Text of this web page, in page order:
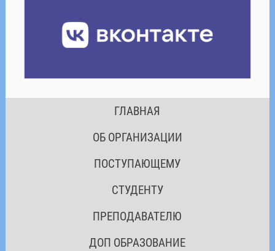
ГЛАВНАЯ
ОБ ОРГАНИЗАЦИИ
ПОСТУПАЮЩЕМУ
СТУДЕНТУ
ПРЕПОДАВАТЕЛЮ
ДОП ОБРАЗОВАНИЕ